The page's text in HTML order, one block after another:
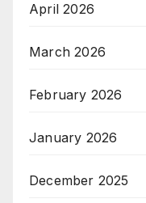
April 2026
March 2026
February 2026
January 2026
December 2025